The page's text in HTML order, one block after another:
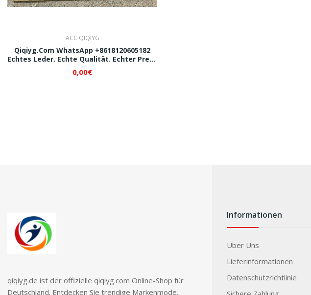
ACC QIQIYG
Qiqiyg.com WhatsApp +8618120605182
Echtes Leder. Echte Qualität. Echter Preis.
Top-Lieferant Direkt Vom Chinesischen
Hersteller. Dropshipping Möglich. Jetzt
0,00€
qiqiyg.de ist der offizielle qiqiyg.com Online-Shop für
Deutschland. Entdecken Sie trendige Markenmode,
Informationen
Über Uns
Lieferinformationen
Datenschutzrichtlinie